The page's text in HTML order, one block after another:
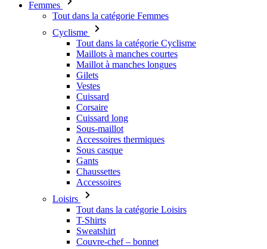
Femmes
Tout dans la catégorie Femmes
Cyclisme
Tout dans la catégorie Cyclisme
Maillots à manches courtes
Maillot à manches longues
Gilets
Vestes
Cuissard
Corsaire
Cuissard long
Sous-maillot
Accessoires thermiques
Sous casque
Gants
Chaussettes
Accessoires
Loisirs
Tout dans la catégorie Loisirs
T-Shirts
Sweatshirt
Couvre-chef – bonnet